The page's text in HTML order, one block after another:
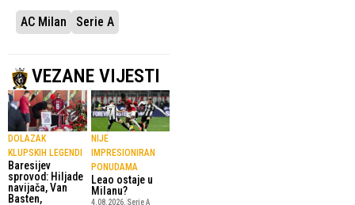
AC Milan Serie A
VEZANE VIJESTI
DOLAZAK
KLUPSKIH LEGENDI
Baresijev
sprovod: Hiljade
navijača, Van
Basten,
NIJE
IMPRESIONIRAN
PONUDAMA
Leao ostaje u
Milanu?
4.08.2026. Serie A